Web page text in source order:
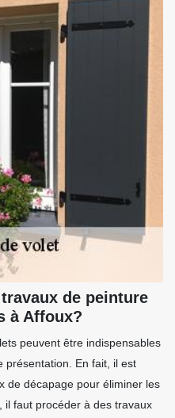
de peinture
à Affoux?
peuvent être indispensables
présentation. En fait, il est
de décapage pour éliminer les
il faut procéder à des travaux